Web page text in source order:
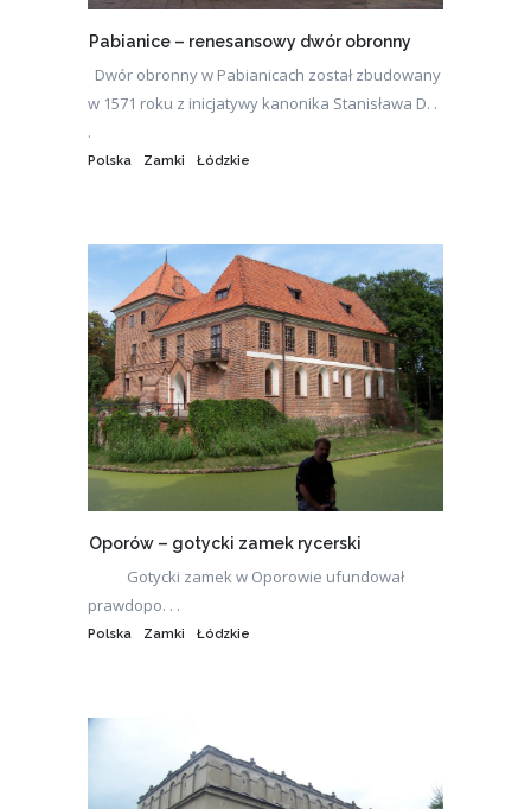
Pabianice – renesansowy dwór obronny
Dwór obronny w Pabianicach został zbudowany
w 1571 roku z inicjatywy kanonika Stanisława D. .
.
Polska Zamki Łódzkie
Oporów – gotycki zamek rycerski
Gotycki zamek w Oporowie ufundował
prawdopo. . .
Polska Zamki Łódzkie